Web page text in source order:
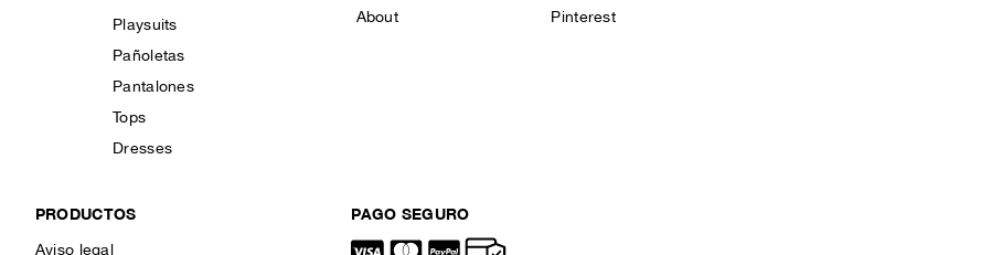
Playsuits
Pañoletas
Pantalones
Tops
Dresses
About
Pinterest
PRODUCTOS
Aviso legal
PAGO SEGURO